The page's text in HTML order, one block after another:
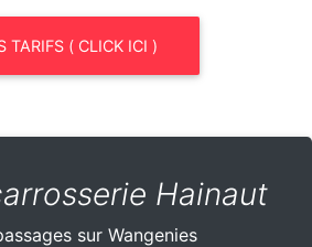
TARIFS ( CLICK ICI )
Hainaut
sur Wangenies